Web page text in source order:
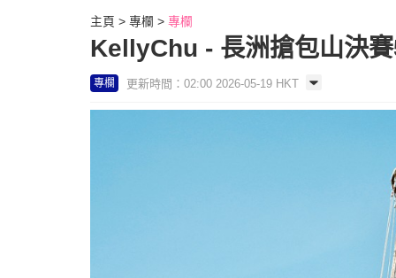
主頁 專欄 專欄
KellyChu - 長洲搶包山決
專欄 更新時間：02:00 2026-05-19 HKT